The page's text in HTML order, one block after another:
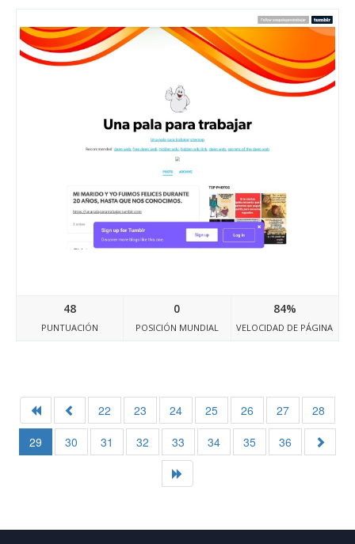
48
PUNTUACIÓN
0
POSICIÓN MUNDIAL
84%
VELOCIDAD DE PÁGINA
22 23 24 25 26 27
28
29
30 31 32 33 34 35 36